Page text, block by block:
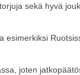
sekä hyvä
joten